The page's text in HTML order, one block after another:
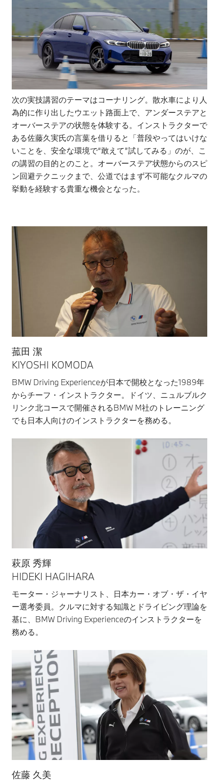
次の実技講習のテーマはコーナリング。散水車により人
為的に作り出したウエット路面上で、アンダーステアと
オーバーステアの状態を体験する。インストラクターで
ある佐藤久実氏の言葉を借りると「普段やってはいけな
いことを、安全な環境で“敢えて”試してみる」のが、こ
の講習の目的とのこと。オーバーステア状態からのスピ
ン回避テクニックまで、公道ではまず不可能なクルマの
挙動を経験する貴重な機会となった。
菰田 潔
KIYOSHI KOMODA
BMW Driving Experienceが日本で開校となった1989年
からチーフ・インストラクター。ドイツ、ニュルブルク
リンク北コースで開催されるBMW M社のトレーニング
でも日本人向けのインストラクターを務める。
萩原 秀輝
HIDEKI HAGIHARA
モーター・ジャーナリスト、日本カー・オブ・ザ・イヤ
ー選考委員。クルマに対する知識とドライビング理論を
基に、BMW Driving Experienceのインストラクターを
務める。
佐藤 久美